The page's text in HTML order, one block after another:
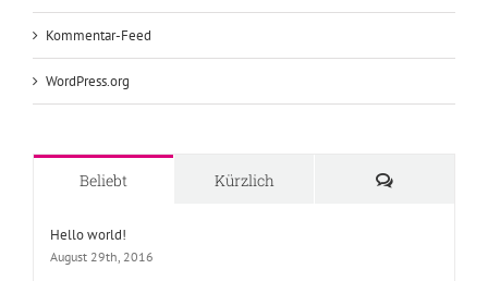
Kommentar-Feed
WordPress.org
Beliebt Kürzlich Kommentare
Hello world!
August 29th, 2016